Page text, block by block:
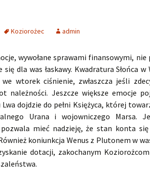
Koziorożec admin
wywołane sprawami finansowymi, nie
dla was łaskawy. Kwadratura Słońca w
wtorek ciśnienie, zwłaszcza jeśli
należności. Jeszcze większe emocje
dojdzie do pełni Księżyca, której
Urana i wojowniczego Marsa.
pozwala mieć nadzieję, że stan konta
koniunkcja Wenus z Plutonem w
dotacji, zakochanym